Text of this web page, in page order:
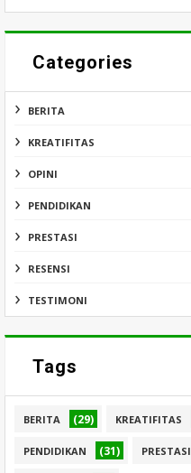
Categories
BERITA
KREATIFITAS
OPINI
PENDIDIKAN
PRESTASI
RESENSI
TESTIMONI
Tags
BERITA (29) KREATIFITAS
PENDIDIKAN (31) PRESTASI